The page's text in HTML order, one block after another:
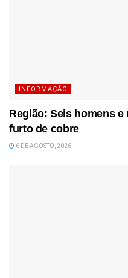
INFORMAÇÃO
Região: Seis homens
furto de cobre
6 DE AGOSTO, 2026